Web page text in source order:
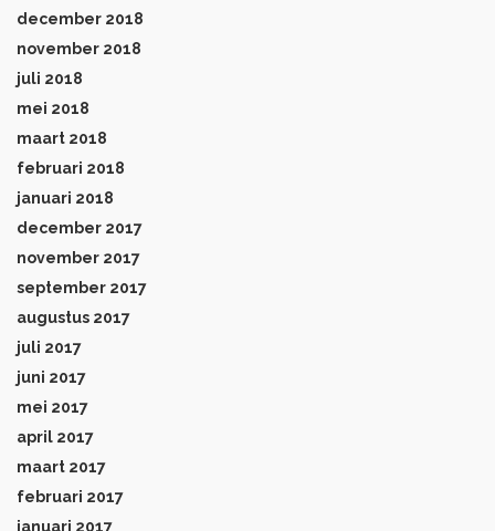
december 2018
november 2018
juli 2018
mei 2018
maart 2018
februari 2018
januari 2018
december 2017
november 2017
september 2017
augustus 2017
juli 2017
juni 2017
mei 2017
april 2017
maart 2017
februari 2017
januari 2017